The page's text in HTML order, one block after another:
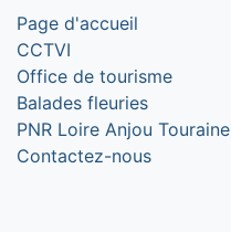
Page d'accueil
CCTVI
Office de tourisme
Balades fleuries
PNR Loire Anjou Touraine
Contactez-nous